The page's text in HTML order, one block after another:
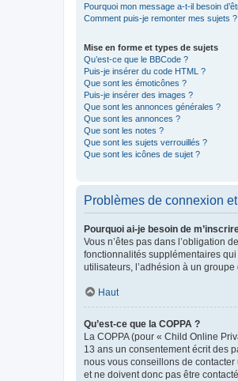
Pourquoi mon message a-t-il besoin
Comment puis-je remonter mes sujets ?
Mise en forme et types de sujets
Qu’est-ce que le BBCode ?
Puis-je insérer du code HTML ?
Que sont les émoticônes ?
Puis-je insérer des images ?
Que sont les annonces générales ?
Que sont les annonces ?
Que sont les notes ?
Que sont les sujets verrouillés ?
Que sont les icônes de sujet ?
Problèmes de connexion
Pourquoi ai-je besoin de
Vous n’êtes pas dans l’obligation
fonctionnalités supplémentaires
utilisateurs, l’adhésion à un groupe
Haut
Qu’est-ce que la COPPA ?
La COPPA (pour « Child Online
13 ans un consentement écrit des
nous vous conseillons de
et ne doivent donc pas être